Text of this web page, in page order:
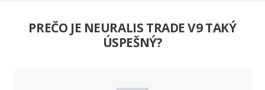
PREČO JE NEURALIS TRADE V9 TAKÝ
ÚSPEŠNÝ?